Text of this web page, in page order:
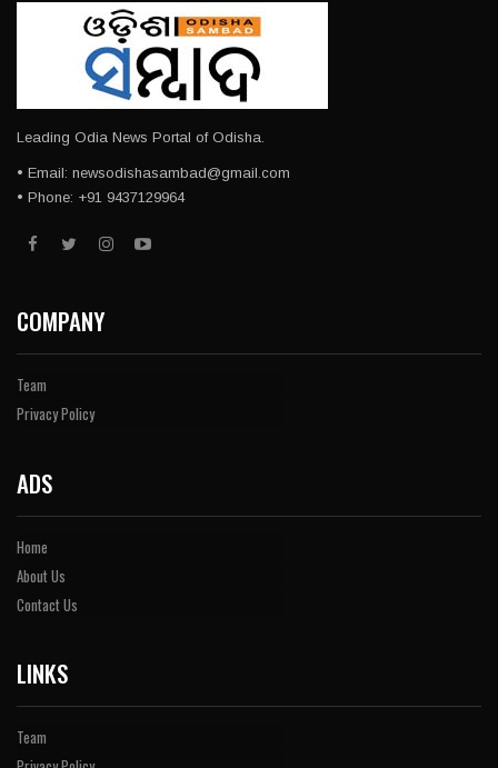
Leading Odia News Portal of Odisha.
• Email: newsodishasambad@gmail.com
• Phone: +91 9437129964
COMPANY
Team
Privacy Policy
ADS
Home
About Us
Contact Us
LINKS
Team